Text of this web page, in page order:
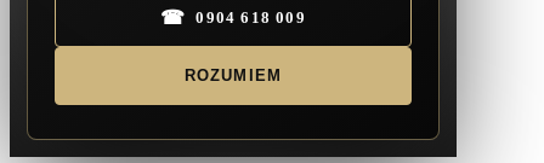
☎ 0904 618 009
ROZUMIEM